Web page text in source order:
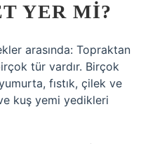
YER MI?
arasında: Topraktan
tür vardır. Birçok
fıstık, çilek ve
kuş yemi yedikleri